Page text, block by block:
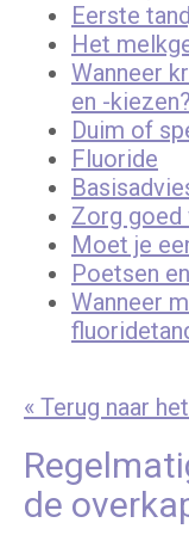
Eerste
Het
Wanneer
en -kiezen?
Duim of
Fluoride
Zorg goed
Moet je
Poetsen
Wanneer
« Terug naar
de